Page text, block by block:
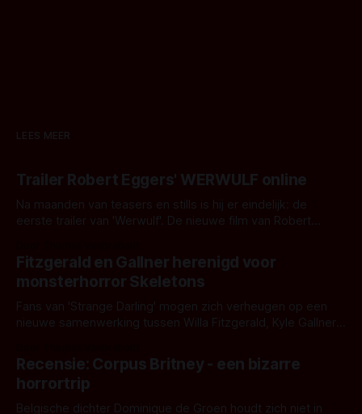
LEES MEER
Trailer Robert Eggers' WERWULF online
Na maanden van teasers en stills is hij er eindelijk: de
eerste trailer van 'Werwulf'. De nieuwe film van Robert
kille stijl vol folklore en mythe. Het topic deze keer is (kon
het het al raden?)... de weerwolf. Kijk je mee?
Fitzgerald en Gallner herenigd voor
monsterhorror Skeletons
Fans van 'Strange Darling' mogen zich verheugen op een
nieuwe samenwerking tussen Willa Fitzgerald, Kyle Gallner
'Skeletons', een nieuwe creature feature waarvoor de
opnames zijn gestart in Australië.
Recensie: Corpus Britney - een bizarre
horrortrip
Belgische dichter Dominique de Groen houdt zich niet in